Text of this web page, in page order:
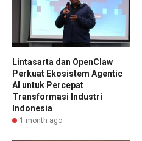
Lintasarta dan OpenClaw
Perkuat Ekosistem Agentic
AI untuk Percepat
Transformasi Industri
Indonesia
1 month ago